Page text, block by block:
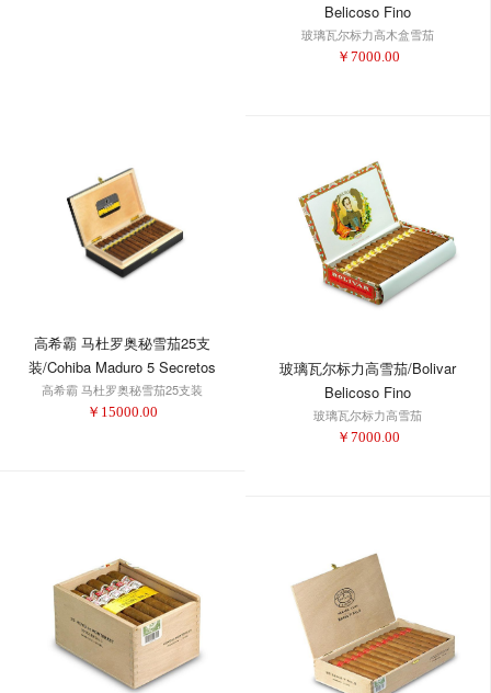
Belicoso Fino
玻璃瓦尔标力高木盒雪茄
￥ 7000.00
高希霸 马杜罗奥秘雪茄25支
装/Cohiba Maduro 5 Secretos
Cigar - Box of 25
高希霸 马杜罗奥秘雪茄25支装
￥ 15000.00
玻璃瓦尔标力高雪茄/Bolivar
Belicoso Fino
玻璃瓦尔标力高雪茄
￥ 7000.00